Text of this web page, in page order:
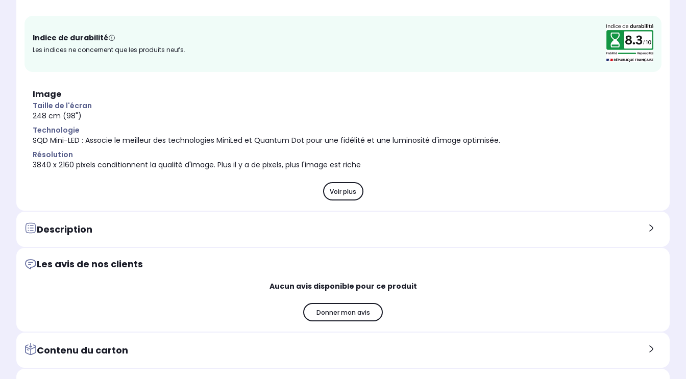
Indice de durabilité
Les indices ne concernent que les produits neufs.
Image
Taille de l'écran
248 cm (98")
Technologie
SQD Mini-LED : Associe le meilleur des technologies MiniLed et Quantum Dot pour une fidélité et une luminosité d'image optimisée.
Résolution
3840 x 2160 pixels conditionnent la qualité d'image. Plus il y a de pixels, plus l'image est riche
Voir plus
Description
Les avis de nos clients
Aucun avis disponible pour ce produit
Donner mon avis
Contenu du carton